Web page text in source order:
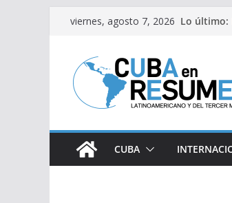
Saltar
contenido
viernes, agosto 7, 2026 Lo último:
CUBA